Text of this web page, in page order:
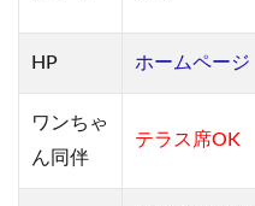
HP ホームページ
ワンちゃ
ん同伴
テラス席OK